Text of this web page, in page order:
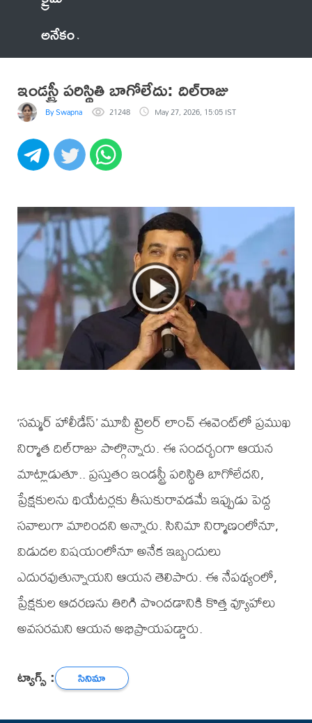
అనేకం
ఇండస్ట్రీ పరిస్థితి బాగోలేదు: దిల్‌రాజు
By Swapna 21248 May 27, 2026, 15:05 IST
‘సమ్మర్‌ హాలీడేస్‌’ మూవీ ట్రైలర్‌ లాంచ్‌ ఈవెంట్‌లో ప్రముఖ
నిర్మాత దిల్‌రాజు పాల్గొన్నారు. ఈ సందర్భంగా ఆయన
మాట్లాడుతూ.. ప్రస్తుతం ఇండస్ట్రీ పరిస్థితి బాగోలేదని,
ప్రేక్షకులను థియేటర్లకు తీసుకురావడమే ఇప్పుడు పెద్ద
సవాలుగా మారిందని అన్నారు. సినిమా నిర్మాణంలోనూ,
విడుదల విషయంలోనూ అనేక ఇబ్బందులు
ఎదురవుతున్నాయని ఆయన తెలిపారు. ఈ నేపథ్యంలో,
ప్రేక్షకుల ఆదరణను తిరిగి పొందడానికి కొత్త వ్యూహాలు
అవసరమని ఆయన అభిప్రాయపడ్డారు.
ట్యాగ్స్ : సినిమా